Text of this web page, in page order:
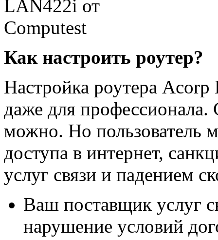
Как настроить роутер?
Настройка роутера Acorp
даже для профессионала.
можно. Но пользователь
доступа в интернет,
услуг связи и падением
Ваш поставщик услуг
нарушение условий